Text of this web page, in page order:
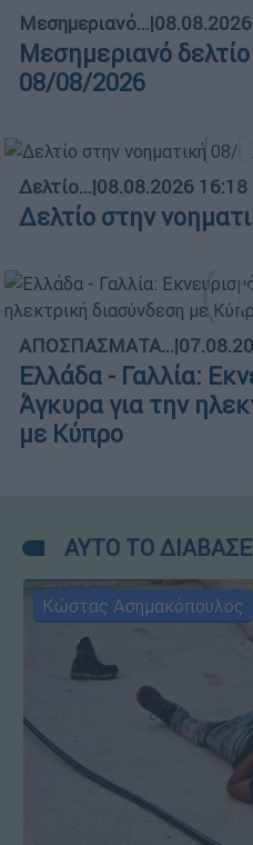
Μεσημεριανό...|
Μεσημεριανό
08/08/2026
Δελτίο...|08.08.2026 16:18
Δελτίο στην
ΑΠΟΣΠΑΣΜΑΤΑ...|
Ελλάδα - Γαλλία:
Άγκυρα για την
με Κύπρο
ΑΥΤΟ ΤΟ
Κώστας Ασημακόπουλος